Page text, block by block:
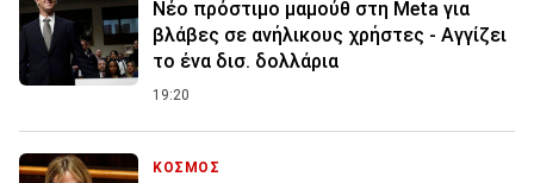
Nέο πρόστιμο μαμούθ στη Meta για
βλάβες σε ανήλικους χρήστες - Αγγίζει
το ένα δισ. δολλάρια
19:20
ΚΟΣΜΟΣ